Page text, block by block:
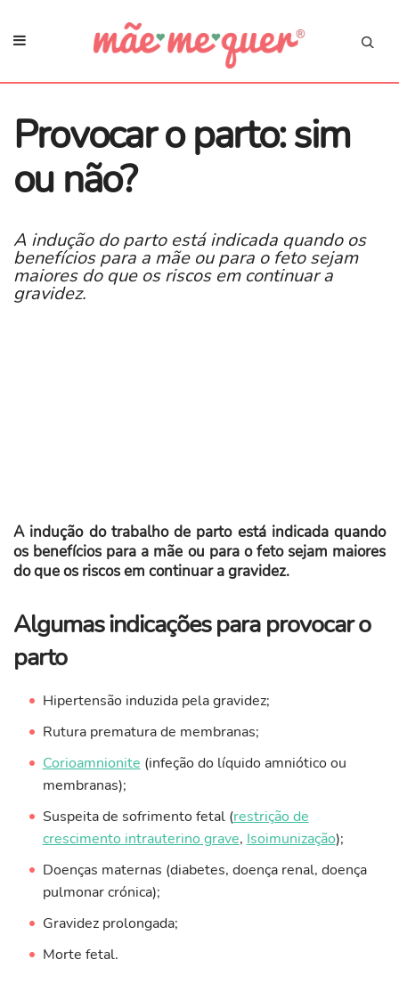
​Provocar o parto: sim
ou não?
A indução do parto está indicada quando os
benefícios para a mãe ou para o feto sejam
maiores do que os riscos em continuar a
gravidez.
A indução do trabalho de parto está indicada quando
os benefícios para a mãe ou para o feto sejam maiores
do que os riscos em continuar a gravidez.
Algumas indicações para provocar o
parto
Hipertensão induzida pela gravidez;
Rutura prematura de membranas;
Corioamnionite (infeção do líquido amniótico ou
membranas);
Suspeita de sofrimento fetal (restrição de
crescimento intrauterino grave, Isoimunização);
Doenças maternas (diabetes, doença renal, doença
pulmonar crónica);
Gravidez prolongada;
Morte fetal.